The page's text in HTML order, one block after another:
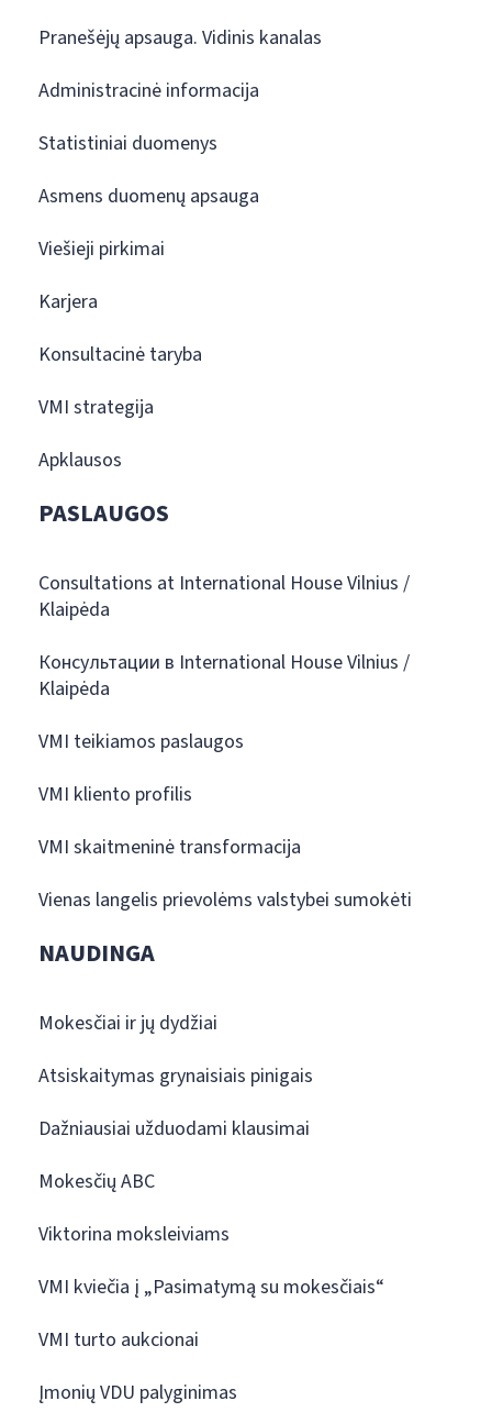
Pranešėjų apsauga. Vidinis kanalas
Administracinė informacija
Statistiniai duomenys
Asmens duomenų apsauga
Viešieji pirkimai
Karjera
Konsultacinė taryba
VMI strategija
Apklausos
PASLAUGOS
Consultations at International House Vilnius /
Klaipėda
Консультации в International House Vilnius /
Klaipėda
VMI teikiamos paslaugos
VMI kliento profilis
VMI skaitmeninė transformacija
Vienas langelis prievolėms valstybei sumokėti
NAUDINGA
Mokesčiai ir jų dydžiai
Atsiskaitymas grynaisiais pinigais
Dažniausiai užduodami klausimai
Mokesčių ABC
Viktorina moksleiviams
VMI kviečia į „Pasimatymą su mokesčiais“
VMI turto aukcionai
Įmonių VDU palyginimas